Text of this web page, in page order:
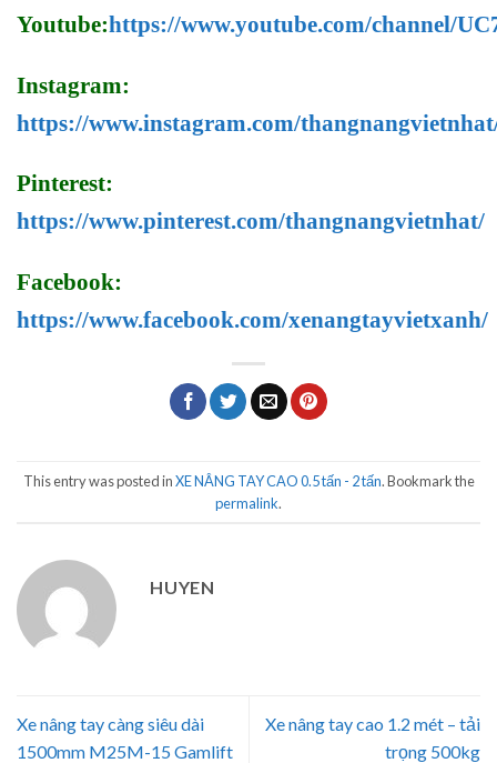
Youtube:https://www.youtube.com/channel/
Instagram:
https://www.instagram.com/
Pinterest:
https://www.pinterest.com/thangnangvietnhat/
Facebook:
https://www.facebook.com/xenangtayvietxanh/
This entry was posted inXE NÂNG TAY CAO 0.5 tấn - 2 tấn. Bookmark the
permalink.
HUYEN
Xe nâng tay càng siêu dài
1500mm M25M-15 Gamlift
Xe nâng tay cao 1.2 mét – tải
trọng 500kg